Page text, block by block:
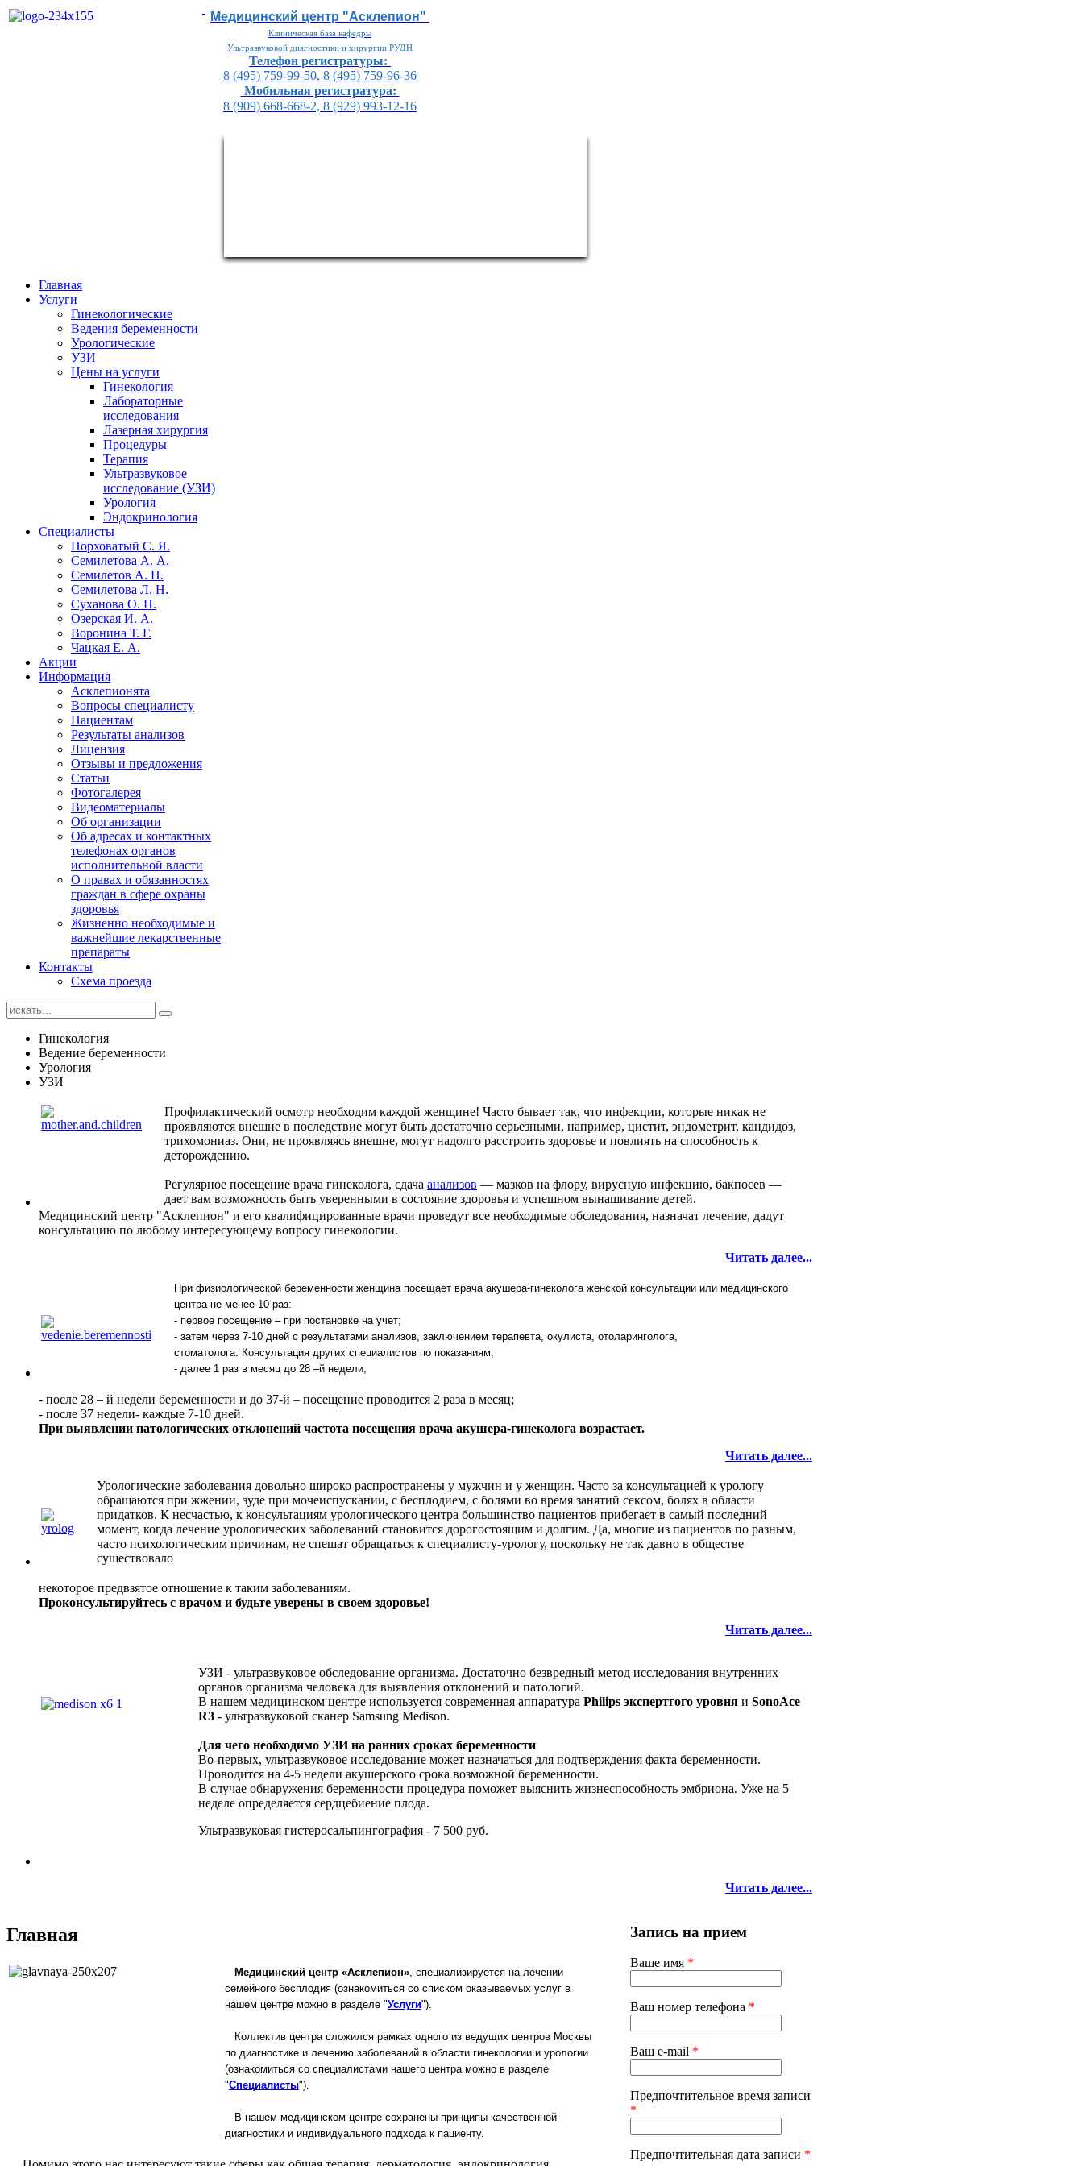
Медицинский центр "Асклепион"
Клиническая база кафедры
Ультразвуковой диагностики и хирургии РУДН
Телефон регистратуры:
8 (495) 759-99-50, 8 (495) 759-96-36
Мобильная регистратура:
8 (909) 668-668-2, 8 (929) 993-12-16
Главная
Услуги
Гинекологические
Ведения беременности
Урологические
УЗИ
Цены на услуги
Гинекология
Лабораторные
исследования
Лазерная хирургия
Процедуры
Терапия
Ультразвуковое
исследование (УЗИ)
Урология
Эндокринология
Специалисты
Порховатый С. Я.
Семилетова А. А.
Семилетов А. Н.
Семилетова Л. Н.
Суханова О. Н.
Озерская И. А.
Воронина Т. Г.
Чацкая Е. А.
Акции
Информация
Асклепионята
Вопросы специалисту
Пациентам
Результаты анализов
Лицензия
Отзывы и предложения
Статьи
Фотогалерея
Видеоматериалы
Об организации
Об адресах и контактных
телефонах органов
исполнительной власти
О правах и обязанностях
граждан в сфере охраны
здоровья
Жизненно необходимые и
важнейшие лекарственные
препараты
Контакты
Схема проезда
Гинекология
Ведение беременности
Урология
УЗИ
Профилактический осмотр необходим каждой женщине! Часто бывает так, что инфекции, которые никак не
проявляются внешне в последствие могут быть достаточно серьезными, например, цистит, эндометрит, кандидоз,
трихомониаз. Они, не проявляясь внешне, могут надолго расстроить здоровье и повлиять на способность к
деторождению.
Регулярное посещение врача гинеколога, сдача анализов — мазков на флору, вирусную инфекцию, бакпосев —
дает вам возможность быть уверенными в состояние здоровья и успешном вынашивание детей.
Медицинский центр "Асклепион" и его квалифицированные врачи проведут все необходимые обследования, назначат лечение, дадут
консультацию по любому интересующему вопросу гинекологии.
Читать далее...
При физиологической беременности женщина посещает врача акушера-гинеколога женской консультации или медицинского
центра не менее 10 раз:
- первое посещение – при постановке на учет;
- затем через 7-10 дней с результатами анализов, заключением терапевта, окулиста, отоларинголога,
стоматолога. Консультация других специалистов по показаниям;
- далее 1 раз в месяц до 28 –й недели;
- после 28 – й недели беременности и до 37-й – посещение проводится 2 раза в месяц;
- после 37 недели- каждые 7-10 дней.
При выявлении патологических отклонений частота посещения врача акушера-гинеколога возрастает.
Читать далее...
Урологические заболевания довольно широко распространены у мужчин и у женщин. Часто за консультацией к урологу
обращаются при жжении, зуде при мочеиспускании, с бесплодием, с болями во время занятий сексом, болях в области
придатков. К несчастью, к консультациям урологического центра большинство пациентов прибегает в самый последний
момент, когда лечение урологических заболеваний становится дорогостоящим и долгим. Да, многие из пациентов по разным,
часто психологическим причинам, не спешат обращаться к специалисту-урологу, поскольку не так давно в обществе
существовало
некоторое предвзятое отношение к таким заболеваниям.
Проконсультируйтесь с врачом и будьте уверены в своем здоровье!
Читать далее...
УЗИ - ультразвуковое обследование организма. Достаточно безвредный метод исследования внутренних
органов организма человека для выявления отклонений и патологий.
В нашем медицинском центре используется современная аппаратура Philips экспертгого уровня и SonoAce
R3 - ультразвуковой сканер Samsung Medison.
Для чего необходимо УЗИ на ранних сроках беременности
Во-первых, ультразвуковое исследование может назначаться для подтверждения факта беременности.
Проводится на 4-5 недели акушерского срока возможной беременности.
В случае обнаружения беременности процедура поможет выяснить жизнеспособность эмбриона. Уже на 5
неделе определяется сердцебиение плода.
Ультразвуковая гистеросальпингография - 7 500 руб.
Читать далее...
Главная
Медицинский центр «Асклепион» , специализируется на лечении
семейного бесплодия (ознакомиться со списком оказываемых услуг в
нашем центре можно в разделе "Услуги")
Коллектив центра сложился рамках одного из ведущих центров Москвы
по диагностике и лечению заболеваний в области гинекологии и урологии
(ознакомиться со специалистами нашего центра можно в разделе
"Специалисты").
В нашем медицинском центре сохранены принципы качественной
диагностики и индивидуального подхода к пациенту.
Запись на прием
Ваше имя *
Ваш номер телефона *
Ваш e-mail *
Предпочтительное время записи
*
Предпочтительная дата записи *